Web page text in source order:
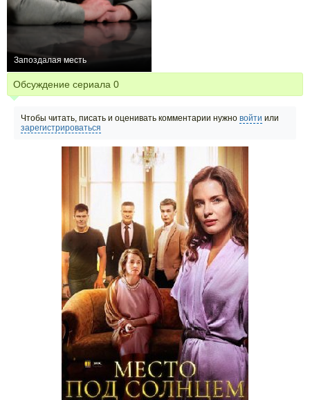
Запоздалая месть
Обсуждение сериала 0
Чтобы читать, писать и оценивать комментарии нужно войти или
зарегистрироваться